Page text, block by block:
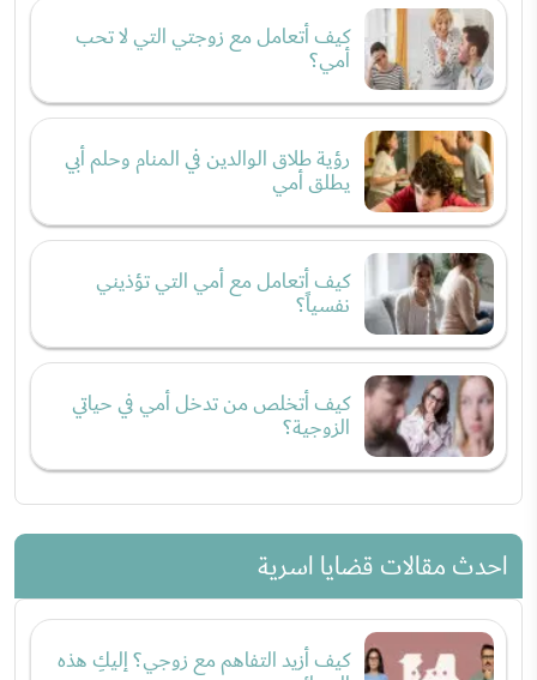
كيف أتعامل مع زوجتي التي لا تحب
أمي؟
رؤية طلاق الوالدين في المنام وحلم أبي
يطلق أمي
كيف أتعامل مع أمي التي تؤذيني
نفسياً؟
كيف أتخلص من تدخل أمي في حياتي
الزوجية؟
احدث مقالات قضايا اسرية
كيف أزيد التفاهم مع زوجي؟ إليكِ هذه